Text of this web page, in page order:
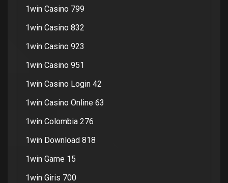
1win Casino 799
1win Casino 832
1win Casino 923
1win Casino 951
1win Casino Login 42
1win Casino Online 63
1win Colombia 276
1win Download 818
1win Game 15
1win Giris 700